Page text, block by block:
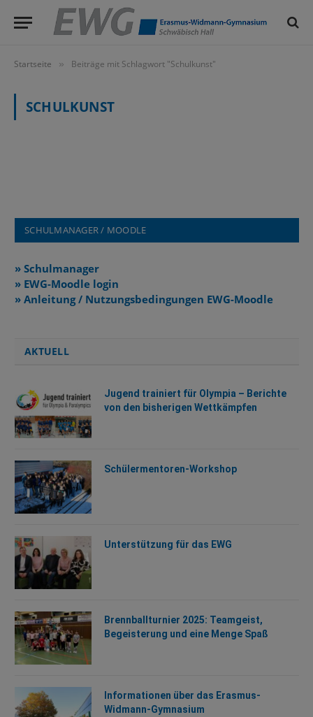
Startseite » Beiträge mit Schlagwort "Schulkunst"
SCHULKUNST
SCHULMANAGER / MOODLE
» Schulmanager
» EWG-Moodle login
» Anleitung / Nutzungsbedingungen EWG-Moodle
AKTUELL
Jugend trainiert für Olympia – Berichte
von den bisherigen Wettkämpfen
Schülermentoren-Workshop
Unterstützung für das EWG
Brennballturnier 2025: Teamgeist,
Begeisterung und eine Menge Spaß
Informationen über das Erasmus-
Widmann-Gymnasium